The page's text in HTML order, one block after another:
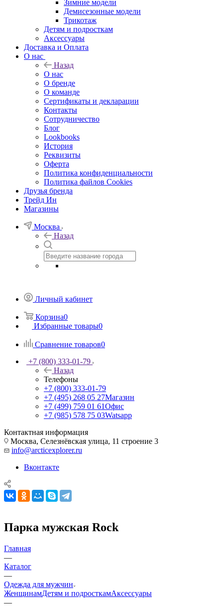
Зимние модели
Демисезонные модели
Трикотаж
Детям и подросткам
Аксессуары
Доставка и Оплата
О нас
Назад
О нас
О бренде
О команде
Сертификаты и декларации
Контакты
Сотрудничество
Блог
Lookbooks
История
Реквизиты
Оферта
Политика конфиденциальности
Политика файлов Cookies
Друзья бренда
Трейд Ин
Магазины
Москва
Назад
Личный кабинет
Корзина0
Избранные товары0
Сравнение товаров0
+7 (800) 333-01-79
Назад
Телефоны
+7 (800) 333-01-79
+7 (495) 268 05 27Магазин
+7 (499) 759 01 61Офис
+7 (985) 578 75 03Watsapp
Контактная информация
Москва, Селезнёвская улица, 11 строение 3
info@arcticexplorer.ru
Вконтакте
Парка мужская Rock
Главная
—
Каталог
—
Одежда для мужчин
ЖенщинамДетям и подросткамАксессуары
—